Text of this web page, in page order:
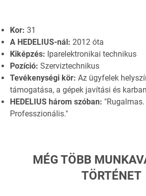
Kor: 31
A HEDELIUS-nál: 2012 óta
Kiképzés: Iparelektronikai technikus
Pozíció: Szerviztechnikus
Tevékenységi kör: Az ügyfelek
támogatása, a gépek javítási és
HEDELIUS három szóban:
Professzionális."
MÉG TÖBB
TÖRTÉNET